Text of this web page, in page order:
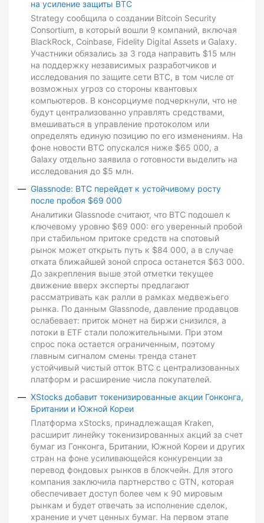
на усиление защиты BTC
Strategy сообщила о создании Bitcoin Security
Consortium, в который вошли 9 компаний, включая
BlackRock, Coinbase, Fidelity Digital Assets и Galaxy.
Участники обязались за 3 года направить $15 млн
на поддержку независимых разработчиков и
исследования по защите сети BTC, в том числе от
возможных угроз со стороны квантовых
компьютеров. В консорциуме подчеркнули, что не
будут централизованно управлять средствами,
вмешиваться в управление протоколом или
определять единую позицию по его изменениям. На
фоне новости BTC опускался ниже $65 000, а
Galaxy отдельно заявила о готовности выделить на
исследования до $5 млн.
Glassnode: BTC перейдет к устойчивому росту
после пробоя $69 000
Аналитики Glassnode считают, что BTC подошел к
ключевому уровню $69 000: его уверенный пробой
при стабильном притоке средств на спотовый
рынок может открыть путь к $84 000, а в случае
отката ближайшей зоной спроса останется $63 000.
До закрепления выше этой отметки текущее
движение вверх эксперты предлагают
рассматривать как ралли в рамках медвежьего
рынка. По данным Glassnode, давление продавцов
ослабевает: приток монет на биржи снизился, а
потоки в ETF стали положительными. При этом
спрос пока остается ограниченным, поэтому
главным сигналом смены тренда станет
устойчивый чистый отток BTC с централизованных
платформ и расширение числа покупателей.
XStocks добавит токенизированные акции Гонконга,
Британии и Южной Кореи
Платформа xStocks, принадлежащая Kraken,
расширит линейку токенизированных акций за счет
бумаг из Гонконга, Британии, Южной Кореи и других
стран на фоне усиливающейся конкуренции за
перевод фондовых рынков в блокчейн. Для этого
компания заключила партнерство с GTN, которая
обеспечивает доступ более чем к 90 мировым
рынкам и будет отвечать за исполнение сделок,
хранение и учет ценных бумаг. На первом этапе